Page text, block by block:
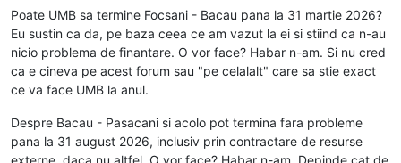
Poate UMB sa termine Focsani - Bacau pana la 31 martie 2026?
Eu sustin ca da, pe baza ceea ce am vazut la ei si stiind ca n-au
nicio problema de finantare. O vor face? Habar n-am. Si nu cred
ca e cineva pe acest forum sau "pe celalalt" care sa stie exact
ce va face UMB la anul.
Despre Bacau - Pasacani si acolo pot termina fara probleme
pana la 31 august 2026, inclusiv prin contractare de resurse
externe, daca nu altfel. O vor face? Habar n-am. Depinde cat de